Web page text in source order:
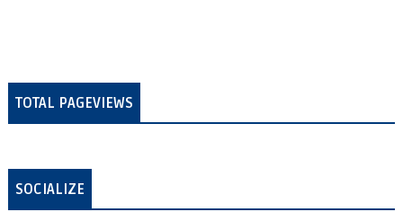
TOTAL PAGEVIEWS
SOCIALIZE